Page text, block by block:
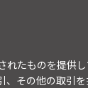
たものを提供
その他の取引